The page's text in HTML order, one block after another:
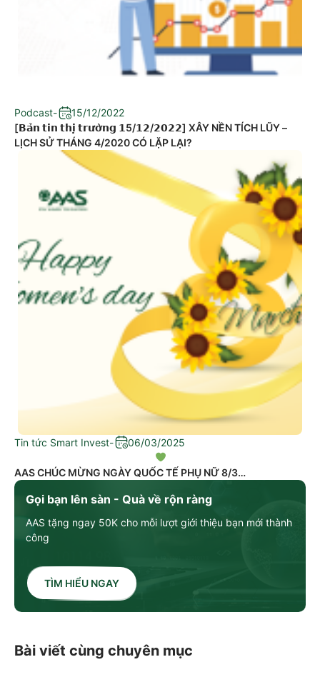
Gọi bạn lên sàn - Quà về rộn ràng
AAS tặng ngay 50K cho mỗi lượt giới thiệu bạn mới thành
công
TÌM HIỂU NGAY
Podcast-
15/12/2022
[𝗕𝗮̉𝗻 𝘁𝗶𝗻 𝘁𝗵𝗶̣ 𝘁𝗿𝘂̛𝗼̛̀𝗻𝗴 𝟭5/𝟭𝟮/𝟮𝟬𝟮𝟮] XÂY NỀN TÍCH LŨY –
LỊCH SỬ THÁNG 4/2020 CÓ LẶP LẠI?
Tin tức Smart Invest- 06/03/2025
AAS CHÚC MỪNG NGÀY QUỐC TẾ PHỤ NỮ 8/3
Bài viết cùng chuyên mục